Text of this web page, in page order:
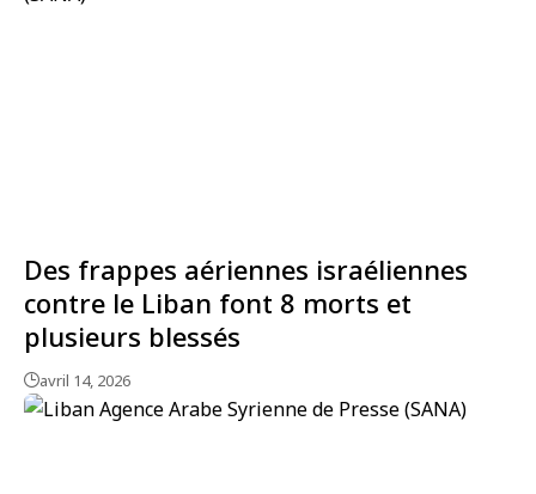
Des frappes aériennes israéliennes
contre le Liban font 8 morts et
plusieurs blessés
avril 14, 2026